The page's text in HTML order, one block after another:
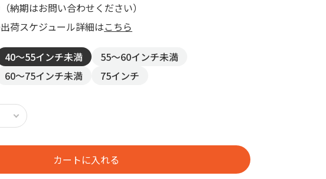
納期はお問い合わせください）
荷スケジュール詳細はこちら
40～55インチ未満
55～60インチ未満
60～75インチ未満
75インチ